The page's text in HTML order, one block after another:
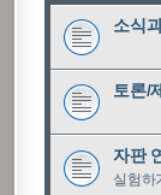
소식
토론/
자판
실험하